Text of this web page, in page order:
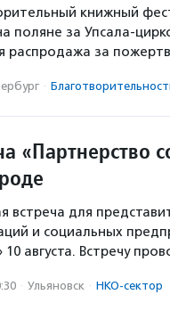
книжный
поляне за Упсала-
распродажа за
·
встреча для
и социальных
августа. Встречу
· Ульяновск · НКО-сектор